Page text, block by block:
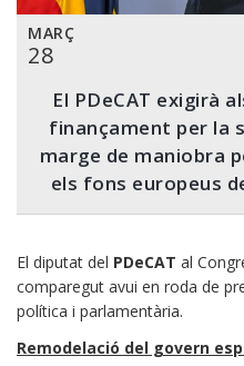
MARÇ
28
El PDeCAT exigirà
finançament per la
marge de maniobra
els fons europeus
El diputat del PDeCAT al
comparegut avui en roda de
política i parlamentària.
Remodelació del govern